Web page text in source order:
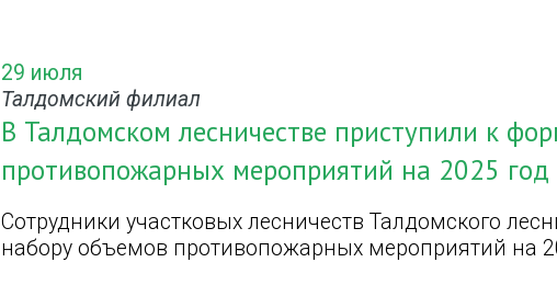
29 июля
Талдомский филиал
В Талдомском лесничестве приступили к
противопожарных мероприятий на 2025 год
Сотрудники участковых лесничеств Талдомского
набору объемов противопожарных мероприятий на